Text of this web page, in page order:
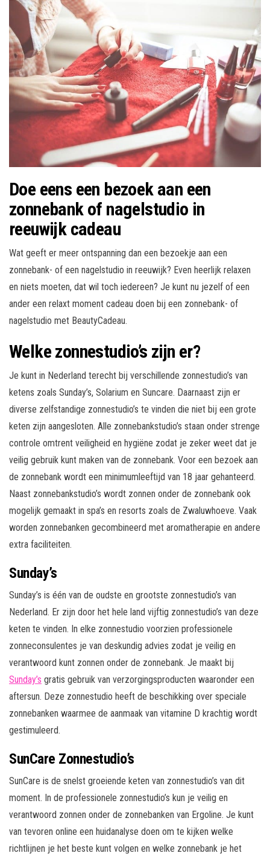
Doe eens een bezoek aan een
zonnebank of nagelstudio in
reeuwijk cadeau
Wat geeft er meer ontspanning dan een bezoekje aan een
zonnebank- of een nagelstudio in reeuwijk? Even heerlijk relaxen
en niets moeten, dat wil toch iedereen? Je kunt nu jezelf of een
ander een relaxt moment cadeau doen bij een zonnebank- of
nagelstudio met BeautyCadeau.
Welke zonnestudio’s zijn er?
Je kunt in Nederland terecht bij verschillende zonnestudio’s van
ketens zoals Sunday’s, Solarium en Suncare. Daarnaast zijn er
diverse zelfstandige zonnestudio’s te vinden die niet bij een grote
keten zijn aangesloten. Alle zonnebankstudio’s staan onder strenge
controle omtrent veiligheid en hygiëne zodat je zeker weet dat je
veilig gebruik kunt maken van de zonnebank. Voor een bezoek aan
de zonnebank wordt een minimumleeftijd van 18 jaar gehanteerd.
Naast zonnebankstudio’s wordt zonnen onder de zonnebank ook
mogelijk gemaakt in spa’s en resorts zoals de Zwaluwhoeve. Vaak
worden zonnebanken gecombineerd met aromatherapie en andere
extra faciliteiten.
Sunday’s
Sunday’s is één van de oudste en grootste zonnestudio’s van
Nederland. Er zijn door het hele land vijftig zonnestudio’s van deze
keten te vinden. In elke zonnestudio voorzien professionele
zonneconsulentes je van deskundig advies zodat je veilig en
verantwoord kunt zonnen onder de zonnebank. Je maakt bij
Sunday’s gratis gebruik van verzorgingsproducten waaronder een
aftersun. Deze zonnestudio heeft de beschikking over speciale
zonnebanken waarmee de aanmaak van vitamine D krachtig wordt
gestimuleerd.
SunCare Zonnestudio’s
SunCare is de snelst groeiende keten van zonnestudio’s van dit
moment. In de professionele zonnestudio’s kun je veilig en
verantwoord zonnen onder de zonnebanken van Ergoline. Je kunt
van tevoren online een huidanalyse doen om te kijken welke
richtlijnen je het beste kunt volgen en welke zonnebank je het